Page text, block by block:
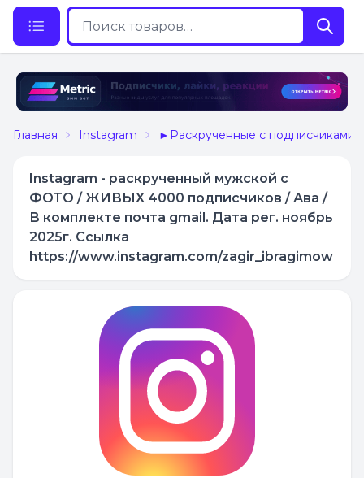
Главная Instagram ►Раскрученные с подписчиками
Instagram - раскрученный мужской с
ФОТО / ЖИВЫХ 4000 подписчиков / Ава /
В комплекте почта gmail. Дата рег. ноябрь
2025г. Ссылка
https://www.instagram.com/zagir_ibragimow